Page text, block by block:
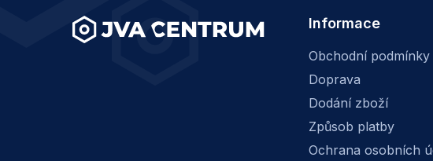
Informace
Obchodní podmínky
Doprava
Dodání zboží
Způsob platby
Ochrana osobních